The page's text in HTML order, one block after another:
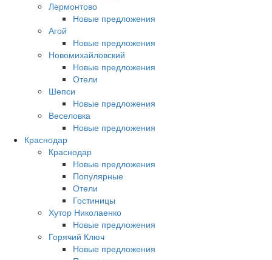
Лермонтово
Новые предложения
Агой
Новые предложения
Новомихайловский
Новые предложения
Отели
Шепси
Новые предложения
Веселовка
Новые предложения
Краснодар
Краснодар
Новые предложения
Популярные
Отели
Гостиницы
Хутор Николаенко
Новые предложения
Горячий Ключ
Новые предложения